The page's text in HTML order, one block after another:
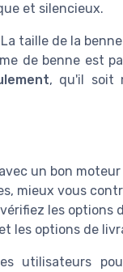
et silencieux.
taille de la
de benne est
, qu'il soit
avec un bon
mieux vous
les options
et les options de
utilisateurs